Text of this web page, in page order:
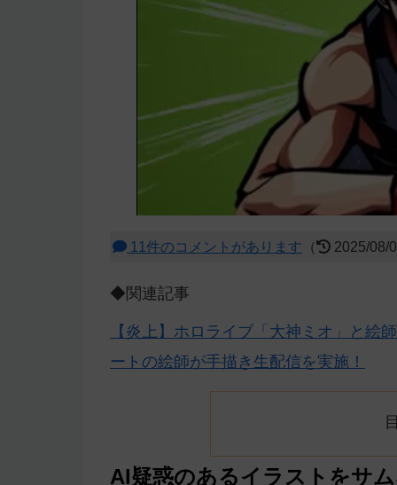
11件のコメントがあります （ 2025/08/
◆関連記事
【炎上】ホロライブ「大神ミオ」と絵
ートの絵師が手描き生配信を実施！
AI疑惑のあるイラストをサ